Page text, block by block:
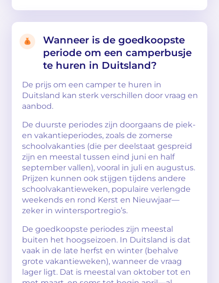
Wanneer is de goedkoopste
periode om een camperbusje
te huren in Duitsland?
De prijs om een camper te huren in
Duitsland kan sterk verschillen door vraag en
aanbod.
De duurste periodes zijn doorgaans de piek-
en vakantieperiodes, zoals de zomerse
schoolvakanties (die per deelstaat gespreid
zijn en meestal tussen eind juni en half
september vallen), vooral in juli en augustus.
Prijzen kunnen ook stijgen tijdens andere
schoolvakantieweken, populaire verlengde
weekends en rond Kerst en Nieuwjaar—
zeker in wintersportregio’s.
De goedkoopste periodes zijn meestal
buiten het hoogseizoen. In Duitsland is dat
vaak in de late herfst en winter (behalve
grote vakantieweken), wanneer de vraag
lager ligt. Dat is meestal van oktober tot en